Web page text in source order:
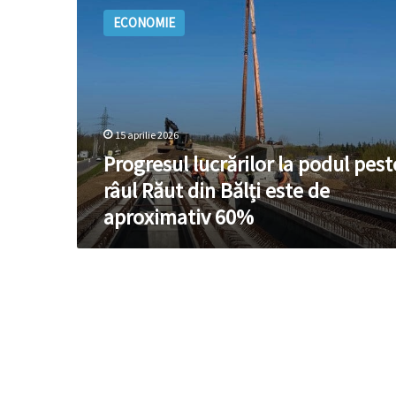
lucrărilor
din
Bălți
este
de
aproximativ
60%
ECONOMIE
15 aprilie 2026
Progresul lucrărilor la podul
râul Răut din Bălți este de
aproximativ 60%